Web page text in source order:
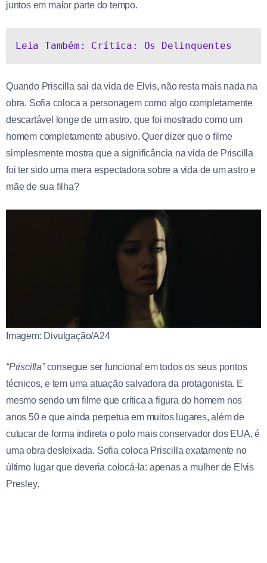
juntos em maior parte do tempo.
Leia Também: Crítica: Os Delinquentes
Quando Priscilla sai da vida de Elvis, não resta mais nada na
obra. Sofia coloca a personagem como algo completamente
descartável longe de um astro, que foi mostrado como um
homem completamente abusivo. Quer dizer que o filme
simplesmente mostra que a significância na vida de Priscilla
foi ter sido uma mera espectadora sobre a vida de um astro e
mãe de sua filha?
Imagem: Divulgação/A24
“Priscilla”consegue ser funcional em todos os seus pontos
técnicos, e tem uma atuação salvadora da protagonista. E
mesmo sendo um filme que critica a figura do homem nos
anos 50 e que ainda perpetua em muitos lugares, além de
cutucar de forma indireta o polo mais conservador dos EUA, é
uma obra desleixada. Sofia coloca Priscilla exatamente no
último lugar que deveria colocá-la: apenas a mulher de Elvis
Presley.